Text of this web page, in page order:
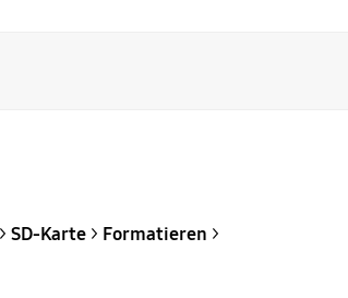
> SD-Karte> Formatieren >